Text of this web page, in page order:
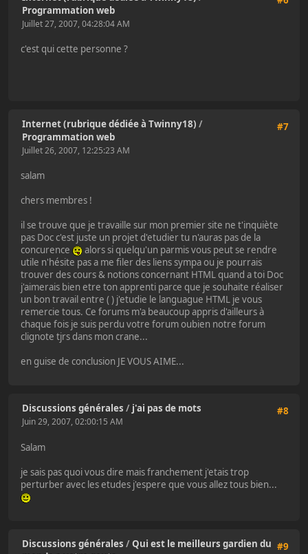
Programmation web
Juillet 27, 2007, 04:28:04 AM
c'est qui cette personne ?
#7
Internet (rubrique dédiée à Twinny18) /
Programmation web
Juillet 26, 2007, 12:25:23 AM
salam
chers membres !
il se trouve que je travaille sur mon premier site ne t'inquiète
pas Doc c'est juste un projet d'etudier tu n'auras pas de la
concurence
alors si quelqu'un parmis vous peut se rendre
utile n'hésite pas a me filer des liens sympa ou je pourrais
trouver des cours & notions concernant HTML quand a toi Doc
j'aimerais bien etre ton apprenti parce que je souhaite réaliser
un bon travail entre ( ) j'etudie le languague HTML je vous
remercie tous. Ce forums m'a beaucoup appris d'ailleurs à
chaque fois je suis perdu votre forum oubien notre forum
clignote tjrs dans mon crane...
en guise de conclusion JE VOUS AIME...
#8
Discussions générales / j'ai pas de mots
Juin 29, 2007, 02:00:15 AM
Salam
je sais pas quoi vous dire mais franchement j'etais trop
perturber avec les etudes j'espere que vous allez tous bien...
#9
Discussions générales /Qui est le meilleurs gardien du